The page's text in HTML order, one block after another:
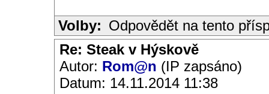
Volby: Odpovědět na tento
Re: Steak v Hýskově
Autor: Rom@n (IP zapsáno)
Datum: 14.11.2014 11:38